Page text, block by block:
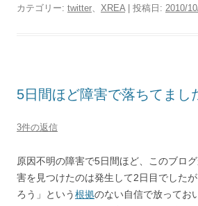
カテゴリー: twitter、 XREA| 投稿日: 2010/
5日間ほど障害で落ちてまし
3件の返信
原因不明の障害で5日間ほど、このブロ
害を見つけたのは発生して2日目でした
ろう」という根拠のない自信で放ってお